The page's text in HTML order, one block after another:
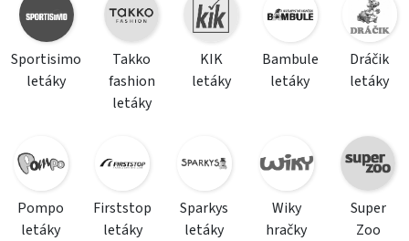
Sportisimo
letáky
Takko
fashion
letáky
KIK
letáky
Bambule
letáky
Dráčik
letáky
Pompo
letáky
Firststop
letáky
Sparkys
letáky
Wiky
hračky
Super
Zoo